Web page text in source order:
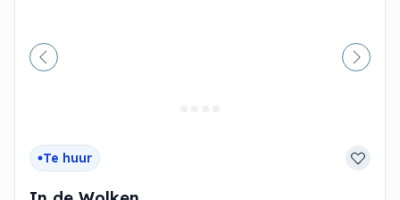
Vorige
Te huur